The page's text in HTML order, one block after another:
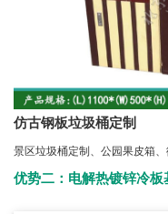
仿古钢板垃圾桶定制
景区垃圾桶定制、公园果皮箱
优势二：电解热镀锌冷板